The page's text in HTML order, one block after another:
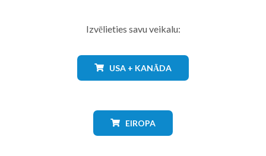
Izvēlieties savu veikalu:
USA + KANĀDA
EIROPA